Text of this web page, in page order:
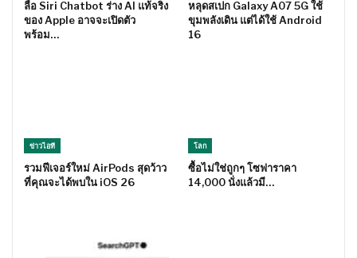
ลือ Siri Chatbot ร่าง AI แท้จริง
ของ Apple อาจจะเปิดตัว
พร้อม…
หลุดสเปก Galaxy A07 5G ใช้
ขุมพลังเดิน แต่ได้ใช้ Android
16
ข่าวไอที
รวมฟีเจอร์ใหม่ AirPods สุดว้าว
ที่คุณจะได้พบใน iOS 26
โลก
ซื้อไม่ใช่ถูกๆ โซฟาราคา
14,000 นั่งแล้วมี…